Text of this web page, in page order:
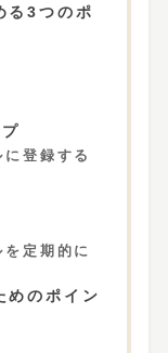
る3つのポ
登録する
定期的に
めのポイン